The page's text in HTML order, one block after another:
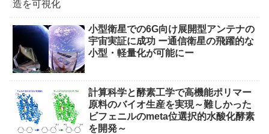
小型衛星での6G向け展開型アンテナの
宇宙実証に成功 ー通信衛星の飛躍的な
小型・軽量化が可能にー
計算科学と酵素工学で高機能ポリマー
原料のバイオ生産を実現～難しかった
ビフェニルのmeta位選択的水酸化酵素
を開発～